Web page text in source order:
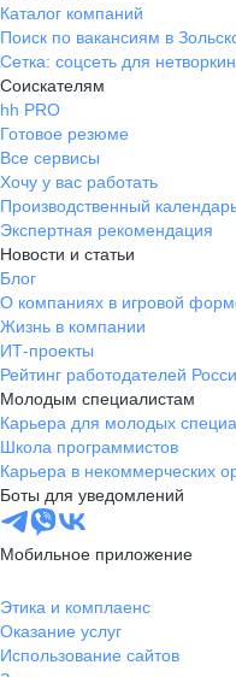
Каталог компаний
Поиск по вакансиям в
Сетка: соцсеть для
Соискателям
hh PRO
Готовое резюме
Все сервисы
Хочу у вас работать
Производственный
Экспертная рекомендация
Новости и статьи
Блог
О компаниях в игровой
Жизнь в компании
ИТ-проекты
Рейтинг работодателей
Молодым специалистам
Карьера для молодых
Школа программистов
Карьера в некоммерческих
Боты для уведомлений
Мобильное приложение
Этика и комплаенс
Оказание услуг
Использование сайтов